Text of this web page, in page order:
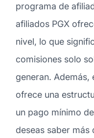
programa de
afiliados PGX
nivel, lo que
comisiones solo
generan.
ofrece una
un pago mínimo
deseas saber